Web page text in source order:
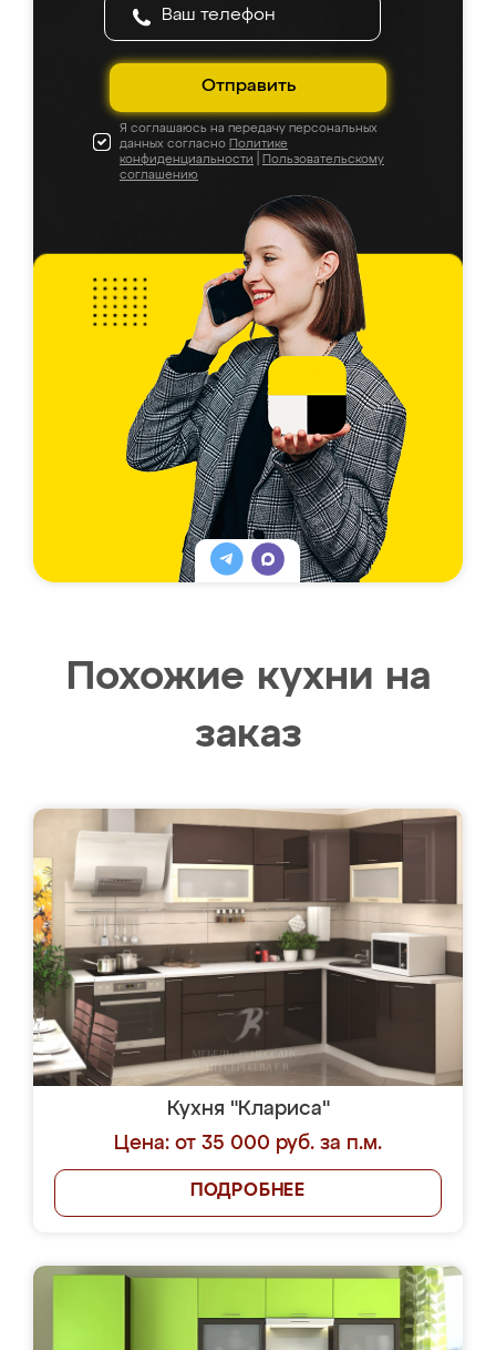
Отправить
Я соглашаюсь на передачу персональных
данных согласно Политике
конфиденциальности
Пользовательскому
соглашению
Похожие кухни на
заказ
Кухня "Клариса"
Цена: от 35 000 руб. за п.м.
ПОДРОБНЕЕ